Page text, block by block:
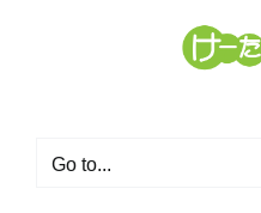
Go to...